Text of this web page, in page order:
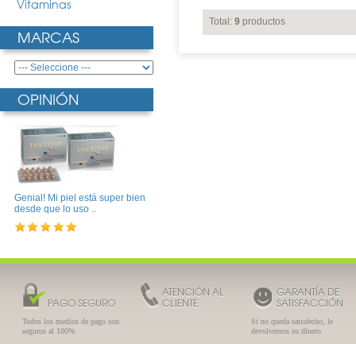
Vitaminas
MARCAS
OPINIÓN
Genial! Mi piel está super bien
desde que lo uso ..
Total: 9 productos
PAGO SEGURO
Todos los medios de pago son
seguros al 100%
ATENCIÓN AL
CLIENTE
GARANTÍA DE
SATISFACCIÓN
Si no queda satisfecho, le
devolvemos su dinero